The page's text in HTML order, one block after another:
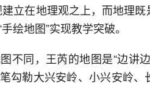
立在地理观之上，而地理
绘地图”实现教学突破。
不同，王芮的地图是“边讲
勾勒大兴安岭、小兴安岭、